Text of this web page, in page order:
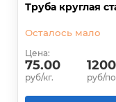
Труба круглая
Осталось мало
Цена:
75.00
руб/кг. руб/